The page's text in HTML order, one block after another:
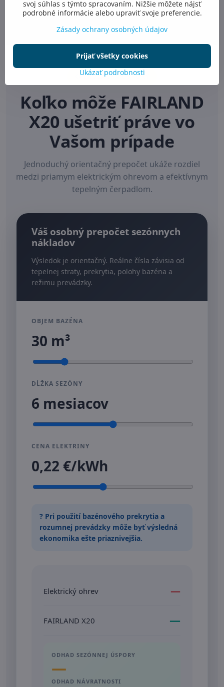
technológie.
KALKULAČKA ÚSPORY
Koľko môže FAIRLAND
X20 ušetriť práve vo
Vašom prípade
Jednoduchý orientačný prepočet ukáže rozdiel
medzi priamym elektrickým ohrevom a efektívnym
tepelným čerpadlom.
Váš osobný prepočet sezónnych
nákladov
Výsledok je orientačný. Reálne čísla závisia od
tepelnej straty, prekrytia, polohy bazéna a
režimu prevádzky.
OBJEM BAZÉNA
30 m³
DĹŽKA SEZÓNY
6 mesiacov
CENA ELEKTRINY
0,22 €/kWh
? Pri použití bazénového prekrytia a
rozumnej prevádzky môže byť výsledná
ekonomika ešte priaznivejšia.
Elektrický ohrev —
FAIRLAND X20 —
ODHAD SEZÓNNEJ ÚSPORY
—
ODHAD NÁVRATNOSTI
svoj súhlas s týmto spracovaním. Nižšie môžete nájsť
podrobné informácie alebo upraviť svoje preferencie.
Zásady ochrany osobných údajov
Ukázať podrobnosti
Prijať všetky cookies